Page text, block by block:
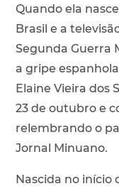
Quando ela
Brasil e a
Segunda Guerra
a gripe
Elaine Vieira dos
23 de outubro e
relembrando o
Jornal Minuano.
Nascida no início